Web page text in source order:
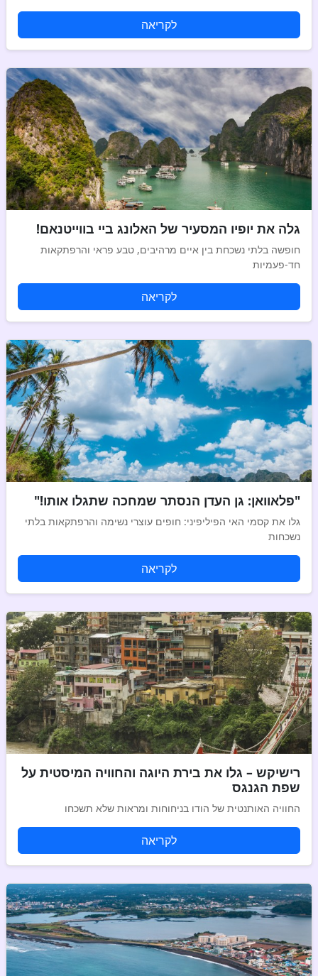
לקריאה
גלה את יופיו המסעיר של האלונג ביי בווייטנאם!
חופשה בלתי נשכחת בין איים מרהיבים, טבע פראי והרפתקאות
חד-פעמיות
לקריאה
"פלאוואן: גן העדן הנסתר שמחכה שתגלו אותו!"
גלו את קסמי האי הפיליפיני: חופים עוצרי נשימה והרפתקאות בלתי
נשכחות
לקריאה
רישיקש – גלו את בירת היוגה והחוויה המיסטית על
שפת הגנגס
החוויה האותנטית של הודו בניחוחות ומראות שלא תשכחו
לקריאה